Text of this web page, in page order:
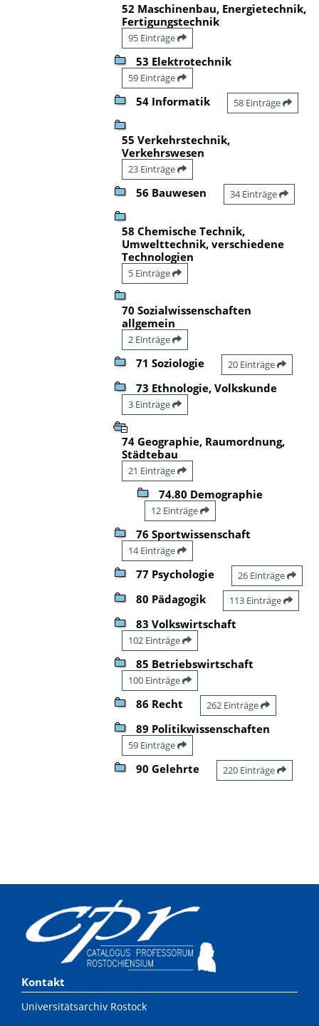
52 Maschinenbau, Energietechnik,
Fertigungstechnik
95 Einträge
53 Elektrotechnik
59 Einträge
54 Informatik 58 Einträge
55 Verkehrstechnik,
Verkehrswesen
23 Einträge
56 Bauwesen 34 Einträge
58 Chemische Technik,
Umwelttechnik, verschiedene
Technologien
5 Einträge
70 Sozialwissenschaften
allgemein
2 Einträge
71 Soziologie 20 Einträge
73 Ethnologie, Volkskunde
3 Einträge
74 Geographie, Raumordnung,
Städtebau
21 Einträge
74.80 Demographie
12 Einträge
76 Sportwissenschaft
14 Einträge
77 Psychologie 26 Einträge
80 Pädagogik 113 Einträge
83 Volkswirtschaft
102 Einträge
85 Betriebswirtschaft
100 Einträge
86 Recht 262 Einträge
89 Politikwissenschaften
59 Einträge
90 Gelehrte 220 Einträge
Kontakt
Universitätsarchiv Rostock